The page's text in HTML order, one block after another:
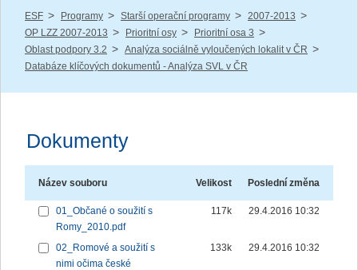
ESF / Programy / Starší operační programy / 2007-2013 /
OP LZZ 2007-2013 / Prioritní osy / Prioritní osa 3 /
Oblast podpory 3.2 / Analýza sociálně vyloučených lokalit v ČR /
Databáze klíčových dokumentů - Analýza SVL v ČR
Dokumenty
Název souboru Velikost Poslední změna
01_Občané o soužití s
Romy_2010.pdf
117k 29.4.2016 10:32
02_Romové a soužití s
nimi očima české
133k 29.4.2016 10:32